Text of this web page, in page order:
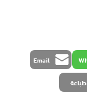
Email
طباعة